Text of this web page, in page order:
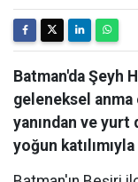
Batman'da Şeyh
geleneksel
yanından ve yurt
yoğun katılımıyla